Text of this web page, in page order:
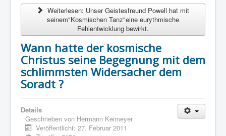
Weiterlesen: Unser Geistesfreund Powell hat mit
seinem"Kosmischen Tanz"eine eurythmische
Fehlentwicklung bewirkt.
Wann hatte der kosmische
Christus seine Begegnung mit dem
schlimmsten Widersacher dem
Soradt ?
Details
Geschrieben von Hermann Keimeyer
Veröffentlicht: 27. Februar 2011